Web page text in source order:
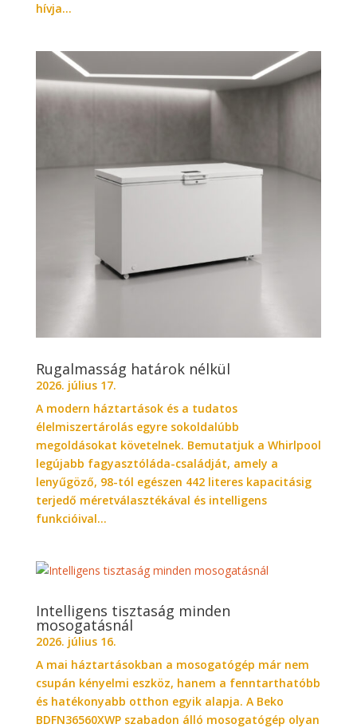
hívja...
Rugalmasság határok nélkül
2026. július 17.
A modern háztartások és a tudatos
élelmiszertárolás egyre sokoldalúbb
megoldásokat követelnek. Bemutatjuk a Whirlpool
legújabb fagyasztóláda-családját, amely a
lenyűgöző, 98-tól egészen 442 literes kapacitásig
terjedő méretválasztékával és intelligens
funkcióival...
Intelligens tisztaság minden
mosogatásnál
2026. július 16.
A mai háztartásokban a mosogatógép már nem
csupán kényelmi eszköz, hanem a fenntarthatóbb
és hatékonyabb otthon egyik alapja. A Beko
BDFN36560XWP szabadon álló mosogatógép olyan